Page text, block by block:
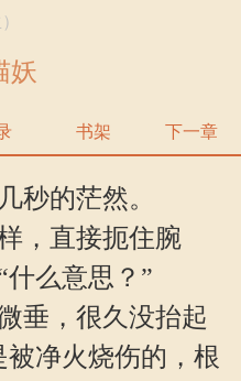
妖
书架 下一章
秒的茫然。
，直接扼住腕
么意思？”
垂，很久没抬起
净火烧伤的，根